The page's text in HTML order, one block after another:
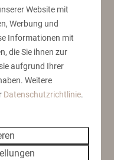
Website mit
Werbung und
Informationen mit
die Sie ihnen zur
aufgrund Ihrer
Weitere
Datenschutzrichtlinie.